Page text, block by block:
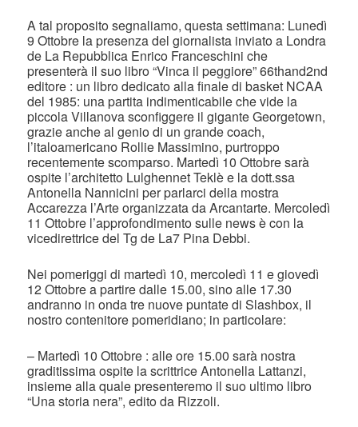
A tal proposito segnaliamo, questa settimana: Lunedì
9 Ottobre la presenza del giornalista inviato a Londra
de La Repubblica Enrico Franceschini che
presenterà il suo libro “Vinca il peggiore” 66thand2nd
editore : un libro dedicato alla finale di basket NCAA
del 1985: una partita indimenticabile che vide la
piccola Villanova sconfiggere il gigante Georgetown,
grazie anche al genio di un grande coach,
l’italoamericano Rollie Massimino, purtroppo
recentemente scomparso. Martedì 10 Ottobre sarà
ospite l’architetto Lulghennet Teklè e la dott.ssa
Antonella Nannicini per parlarci della mostra
Accarezza l’Arte organizzata da Arcantarte. Mercoledì
11 Ottobre l’approfondimento sulle news è con la
vicedirettrice del Tg de La7 Pina Debbi.
Nei pomeriggi di martedì 10, mercoledì 11 e giovedì
12 Ottobre a partire dalle 15.00, sino alle 17.30
andranno in onda tre nuove puntate di Slashbox, il
nostro contenitore pomeridiano; in particolare:
– Martedì 10 Ottobre : alle ore 15.00 sarà nostra
graditissima ospite la scrittrice Antonella Lattanzi,
insieme alla quale presenteremo il suo ultimo libro
“Una storia nera”, edito da Rizzoli.